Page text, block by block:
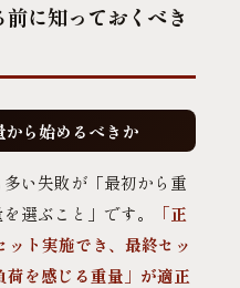
に知っておくべき
ら始めるべきか
い失敗が「最初から重
選ぶこと」です。
「正
ト実施でき、最終セッ
荷を感じる重量」が適正